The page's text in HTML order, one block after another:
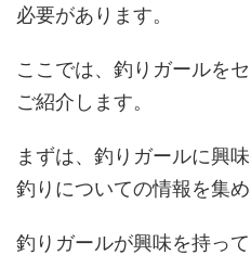
必要があります。
ここでは、釣りガールを
ご紹介します。
まずは、釣りガールに興
釣りについての情報を集
釣りガールが興味を持っ